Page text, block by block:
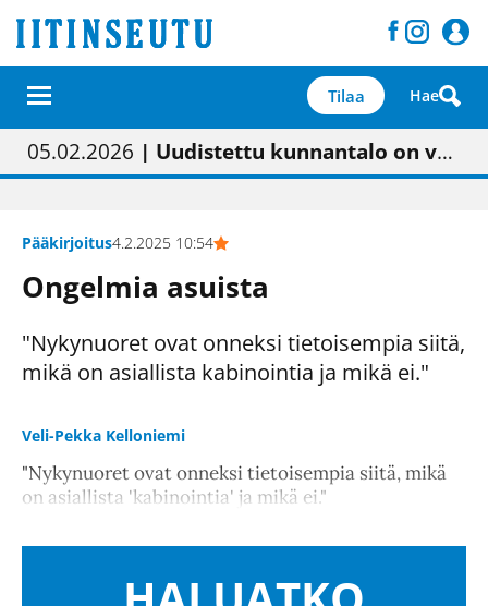
Tilaa Hae
01.02.2026 | Painon vaihtumisen pitäisi näkyä hieman parempana painojäljen laatuna lehdessä
05.02.2026 | Uudistettu kunnantalo on valoisa
23.04.2026 | “Olemme käynnistämässä uudelleen keskustavisiotyön”
09.05.2026| "Maalla on totuttu elämään omavaraisemmin kuin kaupungissa"
Pääkirjoitus4.2.2025 10:54
Ongelmia asuista
"Nykynuoret ovat onneksi tietoisempia siitä,
mikä on asiallista kabinointia ja mikä ei."
Veli-Pekka Kelloniemi
"Nykynuoret ovat onneksi tietoisempia siitä, mikä
on asiallista 'kabinointia' ja mikä ei."